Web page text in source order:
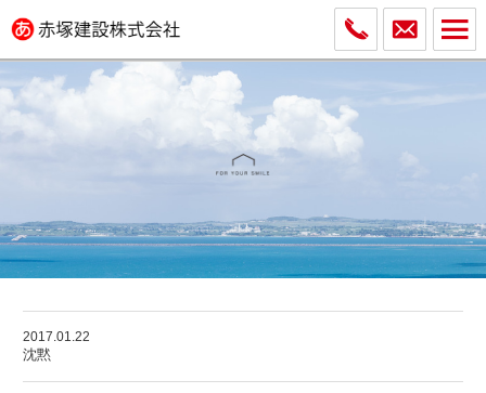
2017.01.22
沈黙